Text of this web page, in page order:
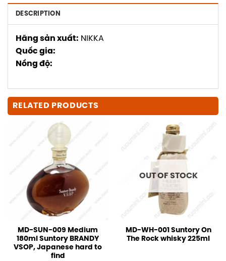
DESCRIPTION
Hãng sản xuất: NIKKA
Quốc gia:
Nồng độ:
RELATED PRODUCTS
MD-SUN-009 Medium
180ml Suntory BRANDY
VSOP, Japanese hard to
find
OUT OF STOCK
MD-WH-001 Suntory On
The Rock whisky 225ml